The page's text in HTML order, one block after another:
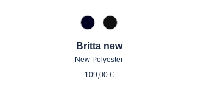
890 Marine990 Schwarz
Britta new
New Polyester
Regulärer Preis:
109,00 €